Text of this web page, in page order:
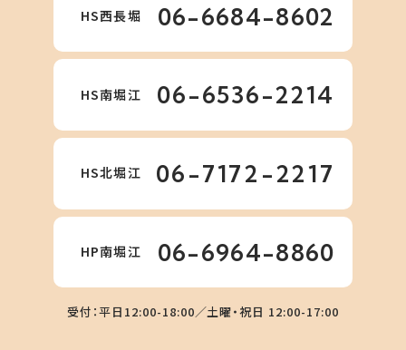
HS西長堀 06-6684-8602
HS南堀江 06-6536-2214
HS北堀江 06-7172-2217
HP南堀江 06-6964-8860
受付：平日12:00-18:00／土曜・祝日 12:00-17:00